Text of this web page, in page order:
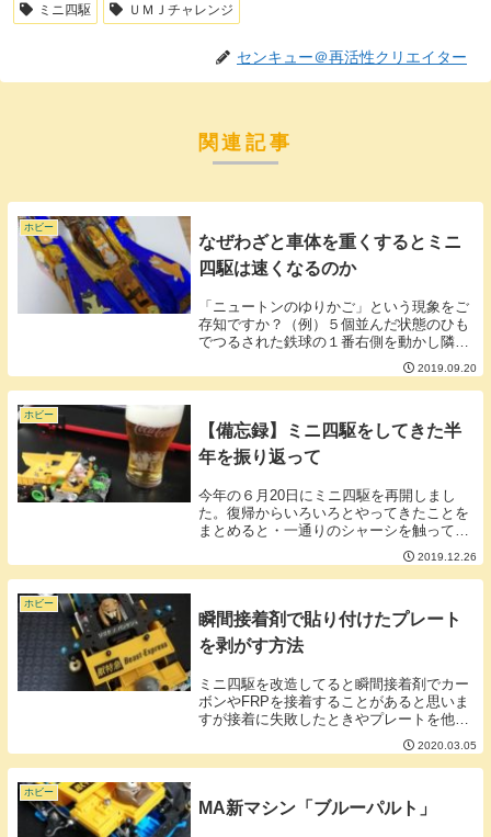
ミニ四駆 ＵＭＪチャレンジ
センキュー＠再活性クリエイター
関連記事
ホビー
なぜわざと車体を重くするとミニ
四駆は速くなるのか
「ニュートンのゆりかご」という現象をご
存知ですか？（例）５個並んだ状態のひも
でつるされた鉄球の１番右側を動かし隣の
鉄球にぶつけると反対側の一番左側の鉄球
が動くのですが真ん中にある３つの鉄球は
全く動かないという現象です。▼参考動画
2019.09.20
ホビー
【備忘録】ミニ四駆をしてきた半
年を振り返って
今年の６月20日にミニ四駆を再開しまし
た。復帰からいろいろとやってきたことを
まとめると・一通りのシャーシを触ってみ
たその中でプロペラシャフトがあまり好き
ではないということが自分の中で出てきま
した。また、コンセプトとしてアニマルミ
2019.12.26
ホビー
瞬間接着剤で貼り付けたプレート
を剥がす方法
ミニ四駆を改造してると瞬間接着剤でカー
ボンやFRPを接着することがあると思いま
すが接着に失敗したときやプレートを他の
マシンに流用したいときなど接着を剥がし
たい場面がでてくることがあります。■接
着の剥がし方【用意するもの】・ライタ
2020.03.05
ホビー
MA新マシン「ブルーパルト」